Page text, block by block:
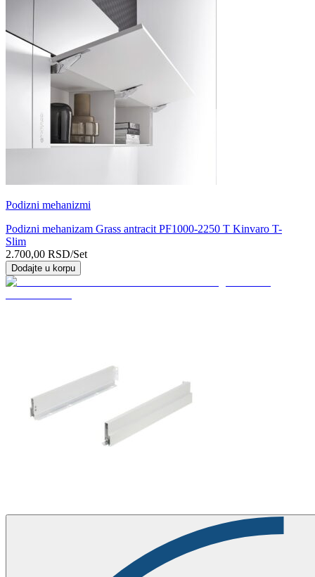
Podizni mehanizmi
Podizni mehanizam Grass antracit PF1000-2250 T Kinvaro T-
Slim
2.700,00 RSD/Set
Dodajte u korpu